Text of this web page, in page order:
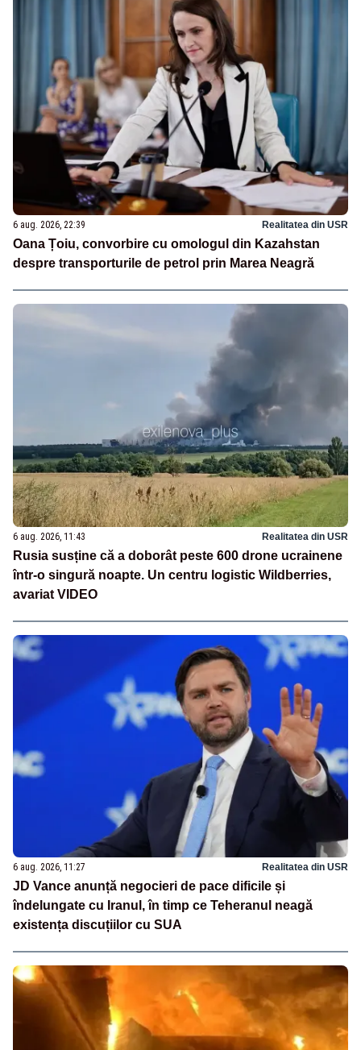
6 aug. 2026, 22:39 Realitatea din USR
Oana Țoiu, convorbire cu omologul din Kazahstan
despre transporturile de petrol prin Marea Neagră
6 aug. 2026, 11:43 Realitatea din USR
Rusia susține că a doborât peste 600 drone ucrainene
într-o singură noapte. Un centru logistic Wildberries,
avariat VIDEO
6 aug. 2026, 11:27 Realitatea din USR
JD Vance anunță negocieri de pace dificile și
îndelungate cu Iranul, în timp ce Teheranul neagă
existența discuțiilor cu SUA